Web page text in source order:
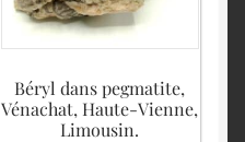
Béryl dans pegmatite,
Vénachat, Haute-Vienne,
Limousin.